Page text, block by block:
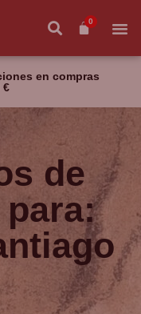
0
en compras
€
de